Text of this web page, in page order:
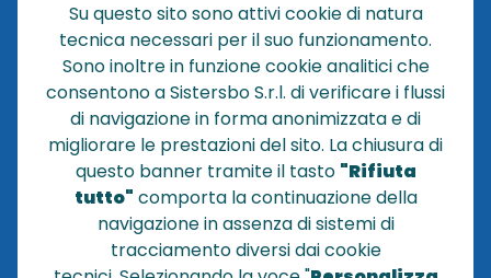
CHI SIAMO
NEWS
CONTATTACI
CONDIZIONI DI VENDITA
POLICY PRIVACY
NOTE LEGALI
Su questo sito sono attivi cookie di natura
tecnica necessari per il suo funzionamento.
Sono inoltre in funzione cookie analitici che
consentono a Sistersbo S.r.l. di verificare i flussi
di navigazione in forma anonimizzata e di
migliorare le prestazioni del sito. La chiusura di
questo banner tramite il tasto "Rifiuta
tutto" comporta la continuazione della
navigazione in assenza di sistemi di
tracciamento diversi dai cookie